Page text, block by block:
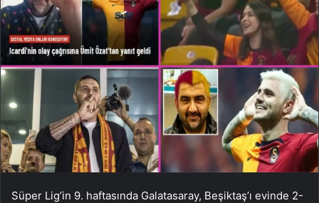
Süper Lig’in 9. haftasında Galatasaray, Beşiktaş’ı evinde 2-